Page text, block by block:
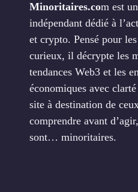
Minoritaires.com est
indépendant dédié à
et crypto. Pensé pour
curieux, il décrypte les
tendances Web3 et les
économiques avec
site à destination de
comprendre avant
sont… minoritaires.